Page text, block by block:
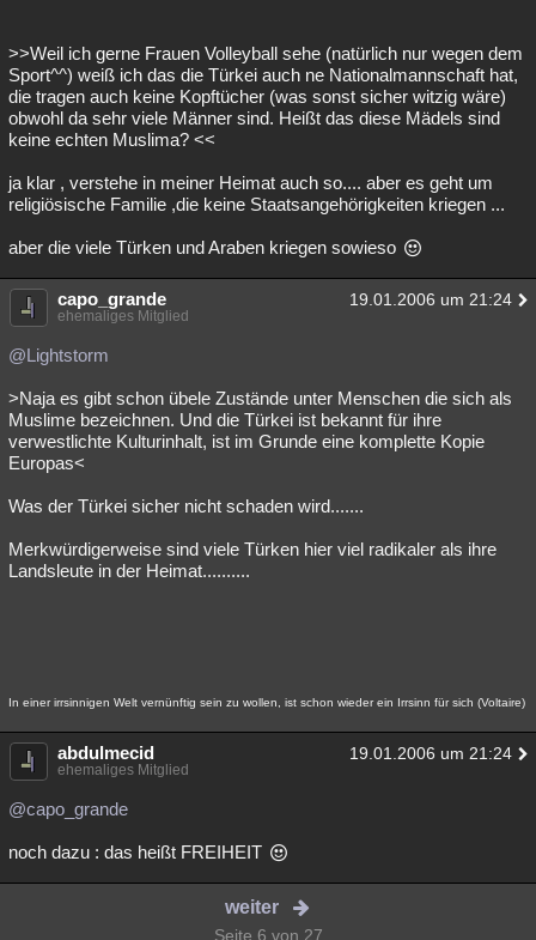
>>Weil ich gerne Frauen Volleyball sehe (natürlich nur wegen dem
Sport^^) weiß ich das die Türkei auch ne Nationalmannschaft hat,
die tragen auch keine Kopftücher (was sonst sicher witzig wäre)
obwohl da sehr viele Männer sind. Heißt das diese Mädels sind
keine echten Muslima? <<
ja klar , verstehe in meiner Heimat auch so.... aber es geht um
religiösische Familie ,die keine Staatsangehörigkeiten kriegen ...
aber die viele Türken und Araben kriegen sowieso
capo_grande 19.01.2006 um 21:24
ehemaliges Mitglied
@Lightstorm
>Naja es gibt schon übele Zustände unter Menschen die sich als
Muslime bezeichnen. Und die Türkei ist bekannt für ihre
verwestlichte Kulturinhalt, ist im Grunde eine komplette Kopie
Europas<
Was der Türkei sicher nicht schaden wird.......
Merkwürdigerweise sind viele Türken hier viel radikaler als ihre
Landsleute in der Heimat..........
In einer irrsinnigen Welt vernünftig sein zu wollen, ist schon wieder ein Irrsinn für sich (Voltaire)
abdulmecid 19.01.2006 um 21:24
ehemaliges Mitglied
@capo_grande
noch dazu : das heißt FREIHEIT
weiter
Seite 6 von 27